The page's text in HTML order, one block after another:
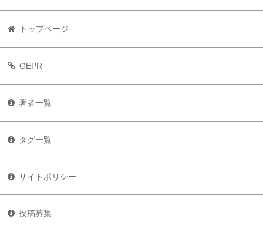
トップページ
GEPR
著者一覧
タグ一覧
サイトポリシー
投稿募集